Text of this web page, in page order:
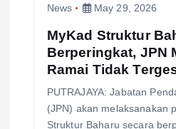
News May 29, 2026
MyKad Struktur
Berperingkat, JPN
Ramai Tidak
PUTRAJAYA: Jabatan
(JPN) akan melaksanakan
Struktur Baharu secara